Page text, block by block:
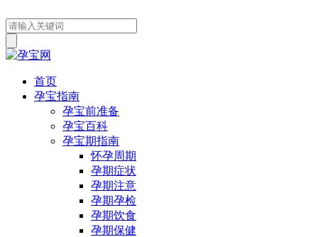
首页
孕宝指南
孕宝前准备
孕宝百科
孕宝期指南
怀孕周期
孕期症状
孕期注意
孕期孕检
孕期饮食
孕期保健